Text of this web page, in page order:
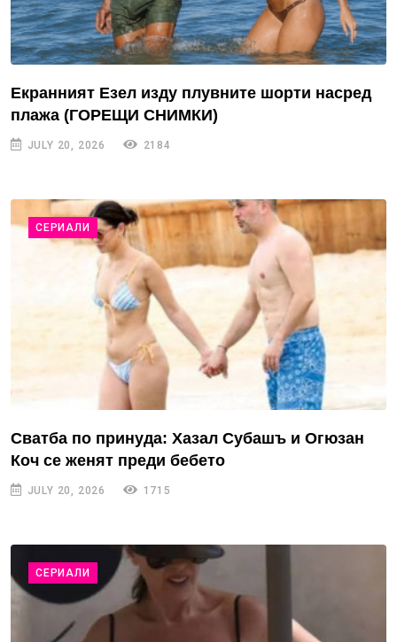
Екранният Езел изду плувните шорти насред
плажа (ГОРЕЩИ СНИМКИ)
JULY 20, 2026 2184
СЕРИАЛИ
Сватба по принуда: Хазал Субашъ и Огюзан
Коч се женят преди бебето
JULY 20, 2026 1715
СЕРИАЛИ